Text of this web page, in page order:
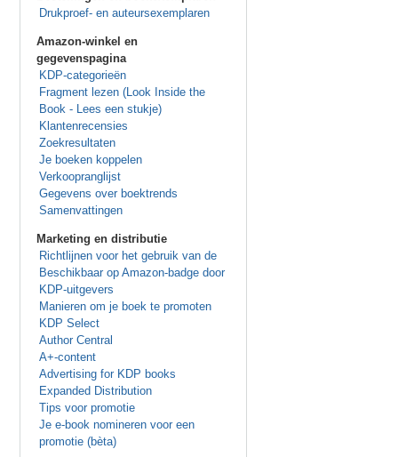
Drukproef- en auteursexemplaren
Amazon-winkel en
gegevenspagina
KDP-categorieën
Fragment lezen (Look Inside the
Book - Lees een stukje)
Klantenrecensies
Zoekresultaten
Je boeken koppelen
Verkoopranglijst
Gegevens over boektrends
Samenvattingen
Marketing en distributie
Richtlijnen voor het gebruik van de
Beschikbaar op Amazon-badge door
KDP-uitgevers
Manieren om je boek te promoten
KDP Select
Author Central
A+-content
Advertising for KDP books
Expanded Distribution
Tips voor promotie
Je e-book nomineren voor een
promotie (bèta)